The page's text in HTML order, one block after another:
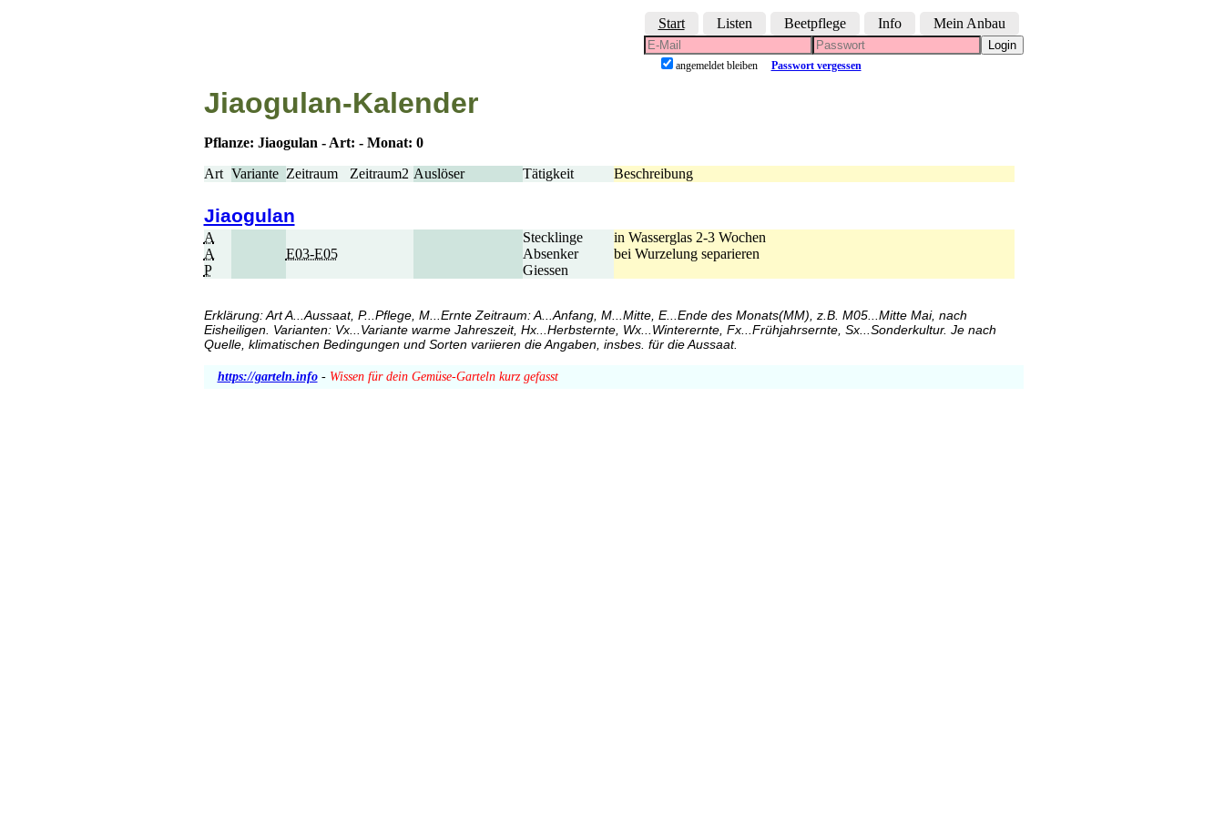
Start Listen Beetpflege Info Mein Anbau
Login
angemeldet bleiben Passwort vergessen
Jiaogulan-Kalender
Pflanze: Jiaogulan - Art: - Monat: 0
Art Variante Zeitraum Zeitraum2 Auslöser Tätigkeit Beschreibung
Jiaogulan
A Stecklinge
in Wasserglas 2-3 Wochen
A
E03-E05 Absenker
bei Wurzelung separieren
P
Giessen
Erklärung: Art A...Aussaat, P...Pflege, M...Ernte Zeitraum: A...Anfang, M...Mitte, E...Ende des Monats(MM), z.B. M05...Mitte Mai, nach
Eisheiligen. Varianten: Vx...Variante warme Jahreszeit, Hx...Herbsternte, Wx...Winterernte, Fx...Frühjahrsernte, Sx...Sonderkultur. Je nach
Quelle, klimatischen Bedingungen und Sorten variieren die Angaben, insbes. für die Aussaat.
https://garteln.info- Wissen für dein Gemüse-Garteln kurz gefasst